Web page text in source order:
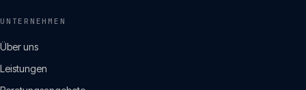
UNTERNEHMEN
Über uns
Leistungen